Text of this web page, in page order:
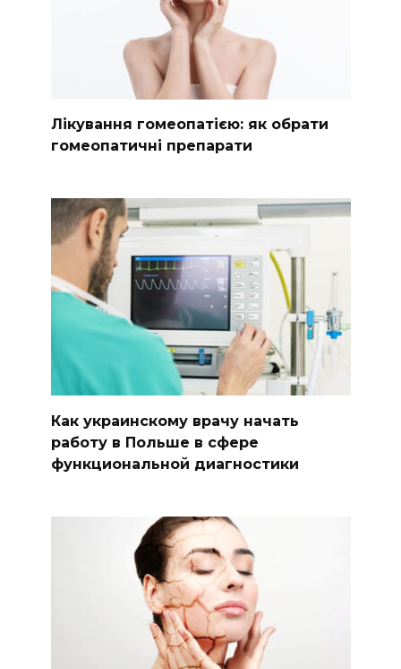
Лікування гомеопатією: як обрати
гомеопатичні препарати
Как украинскому врачу начать
работу в Польше в сфере
функциональной диагностики